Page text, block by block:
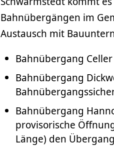
Bahnübergängen im
Austausch mit
Bahnübergang
Bahnübergang
Bahnübergang
provisorische
Länge) den